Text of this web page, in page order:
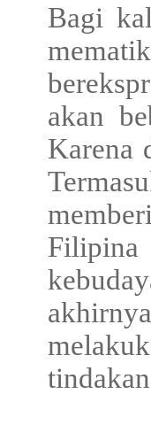
Bagi
akan
Karena
Filipina